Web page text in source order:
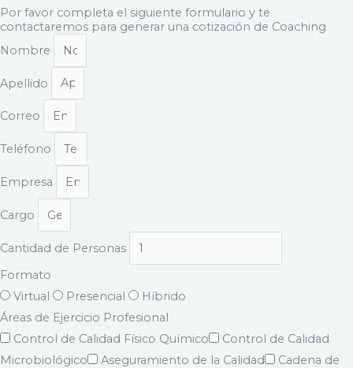
Por favor completa el siguiente formulario y te
contactaremos para generar una cotización de Coaching
Nombre
Apellido
Correo
Teléfono
Empresa
Cargo
Cantidad de Personas
Formato
Virtual
Presencial
Híbrido
Áreas de Ejercicio Profesional
Control de Calidad Físico Químico
Control de Calidad
Microbiológico
Aseguramiento de la Calidad
Cadena de